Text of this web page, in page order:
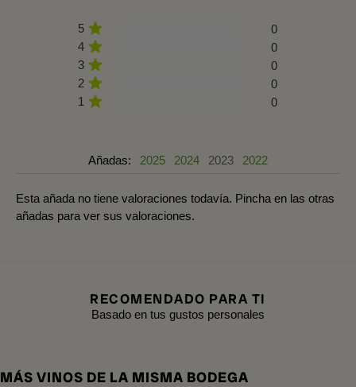
5
0
4
0
3
0
2
0
1
0
Añadas: 2025 2024 2023 2022
Esta añada no tiene valoraciones todavía. Pincha en las otras
añadas para ver sus valoraciones.
RECOMENDADO PARA TI
Basado en tus gustos personales
MÁS VINOS DE LA MISMA BODEGA